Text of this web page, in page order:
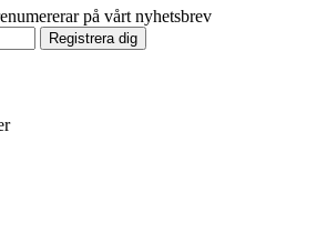
på vårt nyhetsbrev
Registrera dig